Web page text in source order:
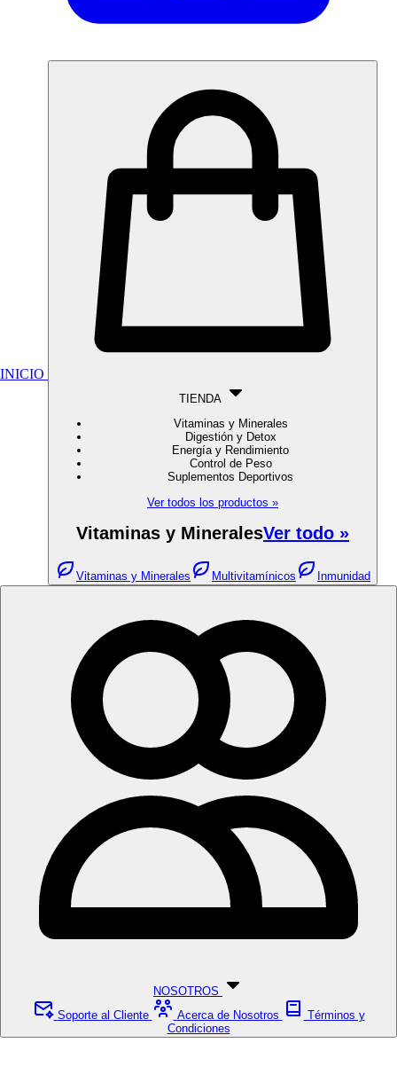
INICIO
TIENDA
Vitaminas y Minerales
Digestión y Detox
Energía y Rendimiento
Control de Peso
Suplementos Deportivos
Ver todos los productos »
Vitaminas y MineralesVer todo »
Vitaminas y Minerales Multivitamínicos Inmunidad
NOSOTROS
Soporte al Cliente
Acerca de Nosotros
Términos y
Condiciones